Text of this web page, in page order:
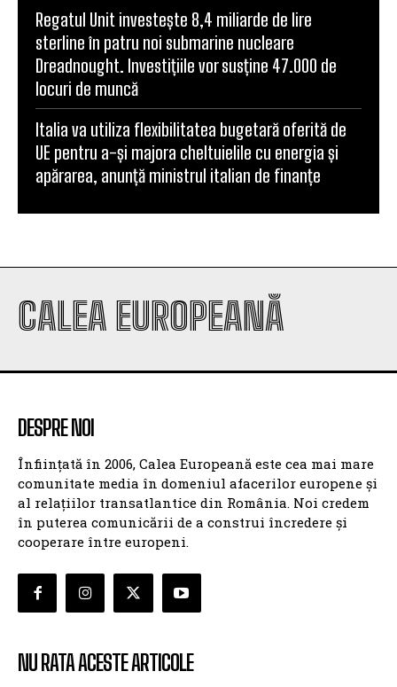
Regatul Unit investește 8,4 miliarde de lire
sterline în patru noi submarine nucleare
Dreadnought. Investițiile vor susține 47.000 de
locuri de muncă
Italia va utiliza flexibilitatea bugetară oferită de
UE pentru a-și majora cheltuielile cu energia și
apărarea, anunță ministrul italian de finanțe
CALEA EUROPEANĂ
DESPRE NOI
Înființată în 2006, Calea Europeană este cea mai mare
comunitate media în domeniul afacerilor europene și
al relațiilor transatlantice din România. Noi credem
în puterea comunicării de a construi încredere și
cooperare între europeni.
NU RATA ACESTE ARTICOLE